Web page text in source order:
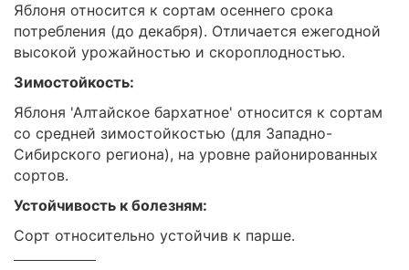
Яблоня относится к сортам осеннего срока
потребления (до декабря). Отличается ежегодной
высокой урожайностью и скороплодностью.
Зимостойкость:
Яблоня 'Алтайское бархатное' относится к сортам
со средней зимостойкостью (для Западно-
Сибирского региона), на уровне районированных
сортов.
Устойчивость к болезням:
Сорт относительно устойчив к парше.